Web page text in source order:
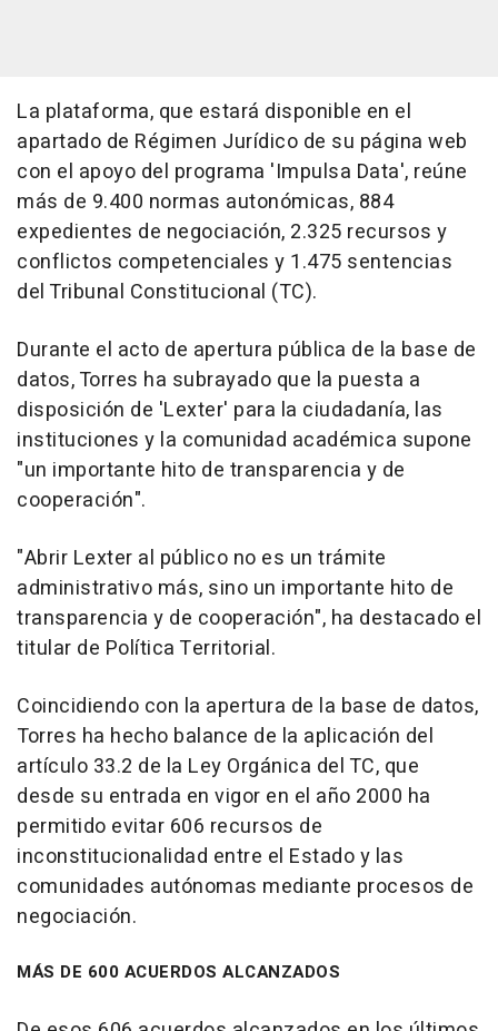
La plataforma, que estará disponible en el
apartado de Régimen Jurídico de su página web
con el apoyo del programa 'Impulsa Data', reúne
más de 9.400 normas autonómicas, 884
expedientes de negociación, 2.325 recursos y
conflictos competenciales y 1.475 sentencias
del Tribunal Constitucional (TC).
Durante el acto de apertura pública de la base de
datos, Torres ha subrayado que la puesta a
disposición de 'Lexter' para la ciudadanía, las
instituciones y la comunidad académica supone
"un importante hito de transparencia y de
cooperación".
"Abrir Lexter al público no es un trámite
administrativo más, sino un importante hito de
transparencia y de cooperación", ha destacado el
titular de Política Territorial.
Coincidiendo con la apertura de la base de datos,
Torres ha hecho balance de la aplicación del
artículo 33.2 de la Ley Orgánica del TC, que
desde su entrada en vigor en el año 2000 ha
permitido evitar 606 recursos de
inconstitucionalidad entre el Estado y las
comunidades autónomas mediante procesos de
negociación.
MÁS DE 600 ACUERDOS ALCANZADOS